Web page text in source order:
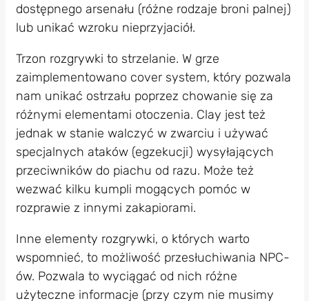
dostępnego arsenału (różne rodzaje broni palnej)
lub unikać wzroku nieprzyjaciół.
Trzon rozgrywki to strzelanie. W grze
zaimplementowano cover system, który pozwala
nam unikać ostrzału poprzez chowanie się za
różnymi elementami otoczenia. Clay jest też
jednak w stanie walczyć w zwarciu i używać
specjalnych ataków (egzekucji) wysyłających
przeciwników do piachu od razu. Może też
wezwać kilku kumpli mogących pomóc w
rozprawie z innymi zakapiorami.
Inne elementy rozgrywki, o których warto
wspomnieć, to możliwość przesłuchiwania NPC-
ów. Pozwala to wyciągać od nich różne
użyteczne informacje (przy czym nie musimy